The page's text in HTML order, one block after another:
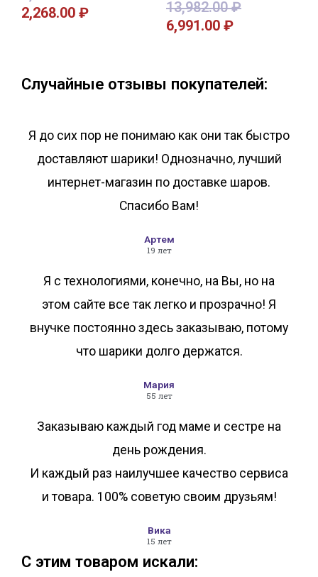
2,268.00 ₽ 13,982.00₽
6,991.00 ₽
Случайные отзывы покупателей:
Я до сих пор не понимаю как они так быстро
доставляют шарики! Однозначно, лучший
интернет-магазин по доставке шаров.
Спасибо Вам!
Артем
19 лет
Я с технологиями, конечно, на Вы, но на
этом сайте все так легко и прозрачно! Я
внучке постоянно здесь заказываю, потому
что шарики долго держатся.
Мария
55 лет
Заказываю каждый год маме и сестре на
день рождения.
И каждый раз наилучшее качество сервиса
и товара. 100% советую своим друзьям!
Вика
15 лет
С этим товаром искали: